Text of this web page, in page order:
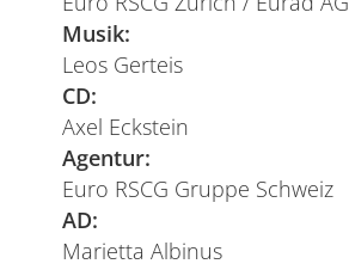
Musik:
Leos Gerteis
CD:
Axel Eckstein
Agentur:
Euro RSCG Gruppe Schweiz
AD:
Marietta Albinus